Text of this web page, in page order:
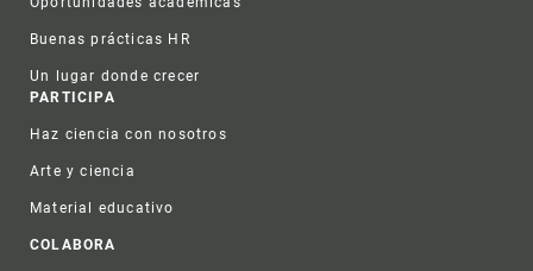
Buenas prácticas HR
Un lugar donde crecer
PARTICIPA
Haz ciencia con nosotros
Arte y ciencia
Material educativo
COLABORA